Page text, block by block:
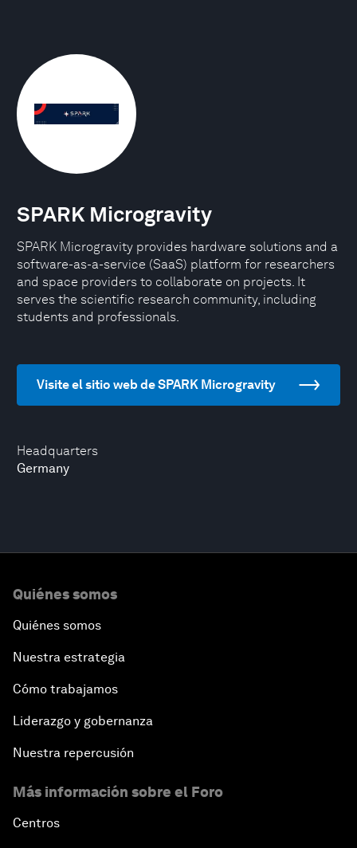
Headquarters
Germany
SPARK Microgravity
SPARK Microgravity provides hardware solutions and a
software-as-a-service (SaaS) platform for researchers
and space providers to collaborate on projects. It
serves the scientific research community, including
students and professionals.
Visite el sitio web de SPARK Microgravity
Quiénes somos
Quiénes somos
Nuestra estrategia
Cómo trabajamos
Liderazgo y gobernanza
Nuestra repercusión
Más información sobre el Foro
Centros